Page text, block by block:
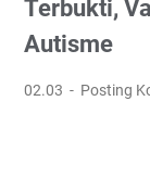
Terbukti,
Autisme
02.03 Posting